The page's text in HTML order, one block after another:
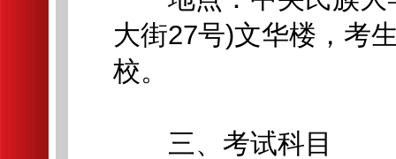
大街27号)文华楼，考
校。
三、考试科目